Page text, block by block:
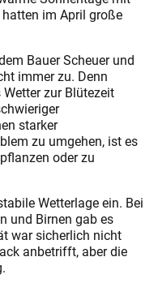
im April große
Bauer Scheuer und
immer zu. Denn
zur Blütezeit
starker
zu umgehen, ist es
oder zu
Wetterlage ein. Bei
und Birnen gab es
war sicherlich nicht
anbetrifft, aber die